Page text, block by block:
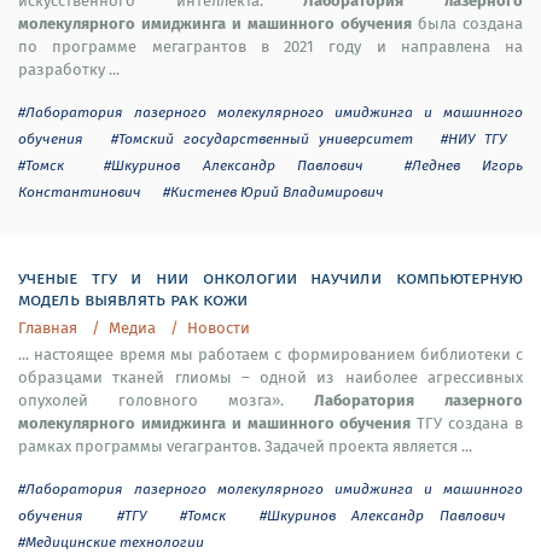
молекулярного имиджинга и машинного обучения была создана
по программе мегагрантов в 2021 году и направлена на
разработку ...
#Лаборатория лазерного молекулярного имиджинга и машинного
обучения
#Томский государственный университет
#НИУ ТГУ
#Томск
#Шкуринов Александр Павлович
#Леднев Игорь
Константинович
#Кистенев Юрий Владимирович
ученые тгу и нии онкологии научили компьютерную
модель выявлять рак кожи
Главная Медиа
Новости
... настоящее время мы работаем с формированием библиотеки с
образцами тканей глиомы – одной из наиболее агрессивных
опухолей головного мозга». Лаборатория лазерного
молекулярного имиджинга и машинного обучения ТГУ создана в
рамках программы vегагрантов. Задачей проекта является ...
#Лаборатория лазерного молекулярного имиджинга и машинного
обучения
#ТГУ #Томск
#Шкуринов Александр Павлович
#Медицинские технологии